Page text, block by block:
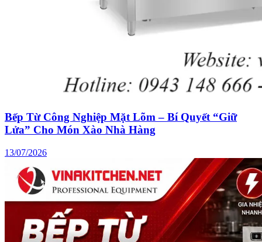
Bếp Từ Công Nghiệp Mặt Lõm – Bí Quyết “Giữ
Lửa” Cho Món Xào Nhà Hàng
13/07/2026